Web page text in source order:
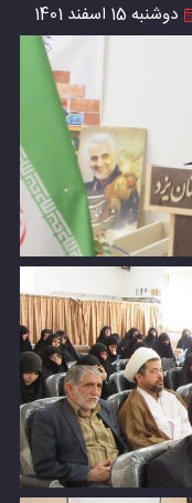
دوشنبه 15 اسفند 1401